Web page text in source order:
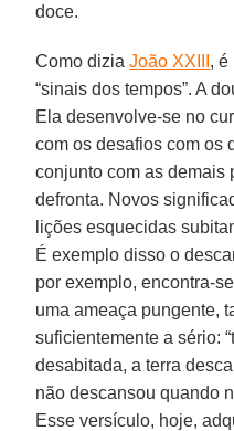
doce.
Como diziaJoão XXIII , é
“sinais dos tempos”. A
Ela desenvolve-se no
com os desafios com os
conjunto com as demais
defronta. Novos
lições esquecidas
É exemplo disso o
por exemplo, encontra-
uma ameaça pungente,
suficientemente a sério:
desabitada, a terra
não descansou quando
Esse versículo, hoje,